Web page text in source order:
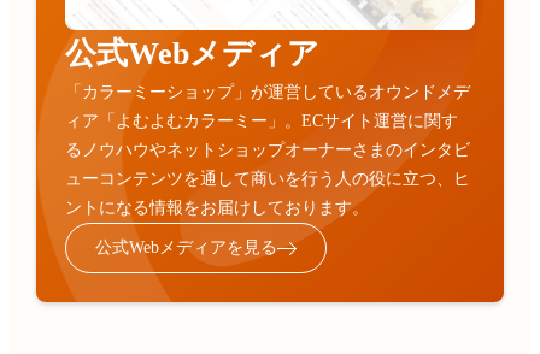
公式Webメディア
「カラーミーショップ」が運営しているオウンドメデ
ィア「よむよむカラーミー」。ECサイト運営に関す
るノウハウやネットショップオーナーさまのインタビ
ューコンテンツを通して商いを行う人の役に立つ、ヒ
ントになる情報をお届けしております。
公式Webメディアを見る